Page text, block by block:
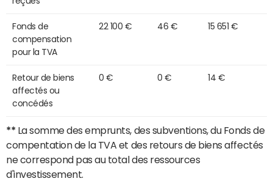
Fonds de
compensation
pour la TVA
22 100 € 46 € 15 651 €
Retour de biens
affectés ou
concédés
0 € 0 € 14 €
** La somme des emprunts, des subventions, du Fonds de
compentation de la TVA et des retours de biens affectés
ne correspond pas au total des ressources
d'investissement.